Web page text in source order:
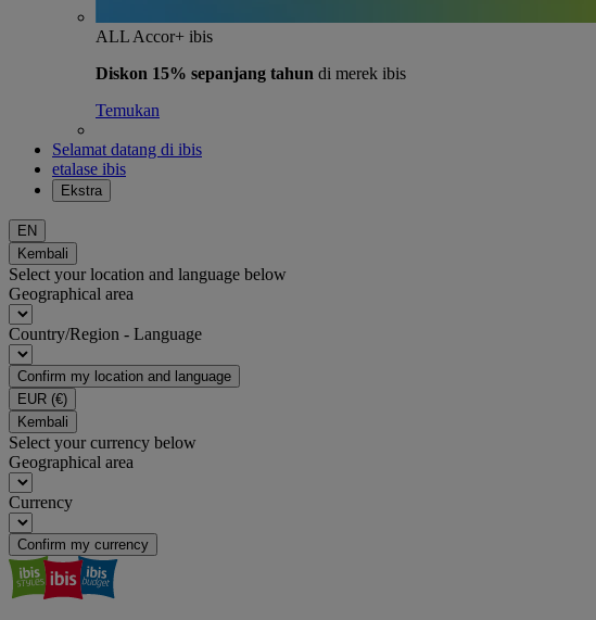
ALL Accor+ ibis
Diskon 15% sepanjang tahun di merek ibis
Temukan
Selamat datang di ibis
etalase ibis
Ekstra
EN
Kembali
Select your location and language below
Geographical area
Country/Region - Language
Confirm my location and language
EUR (€)
Kembali
Select your currency below
Geographical area
Currency
Confirm my currency